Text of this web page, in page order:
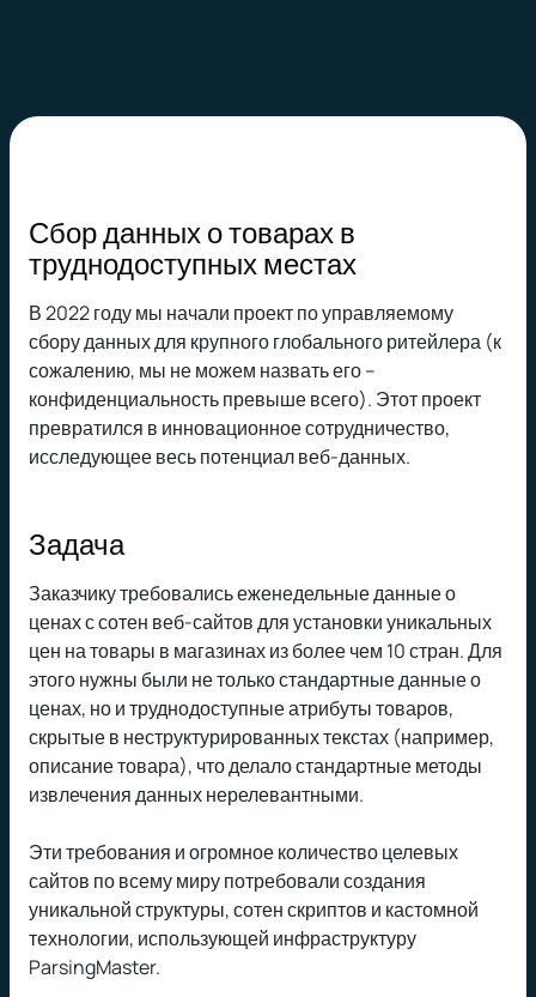
Сбор данных о товарах в
труднодоступных местах
В 2022 году мы начали проект по управляемому
сбору данных для крупного глобального ритейлера (к
сожалению, мы не можем назвать его –
конфиденциальность превыше всего). Этот проект
превратился в инновационное сотрудничество,
исследующее весь потенциал веб-данных.
Задача
Заказчику требовались еженедельные данные о
ценах с сотен веб-сайтов для установки уникальных
цен на товары в магазинах из более чем 10 стран. Для
этого нужны были не только стандартные данные о
ценах, но и труднодоступные атрибуты товаров,
скрытые в неструктурированных текстах (например,
описание товара), что делало стандартные методы
извлечения данных нерелевантными.
Эти требования и огромное количество целевых
сайтов по всему миру потребовали создания
уникальной структуры, сотен скриптов и кастомной
технологии, использующей инфраструктуру
ParsingMaster.